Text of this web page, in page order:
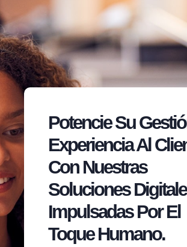
Potencie Su
Experiencia Al
Con Nuestras
Soluciones
Impulsadas Por El
Toque Humano.